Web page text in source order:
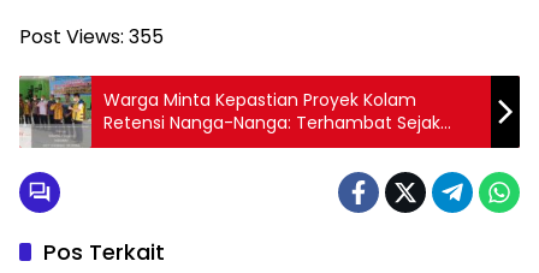
Post Views: 355
Warga Minta Kepastian Proyek Kolam
Retensi Nanga-Nanga: Terhambat Sejak
2021, 9 Korban Menanti Realisasi*
Pos Terkait